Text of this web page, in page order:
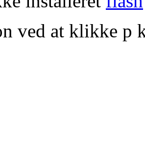
ved at klikke p